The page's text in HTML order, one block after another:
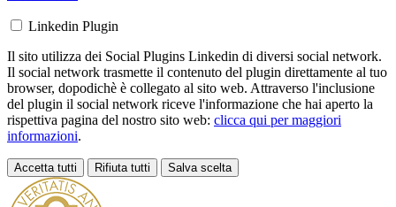
Linkedin Plugin
Il sito utilizza dei Social Plugins Linkedin di diversi social network.
Il social network trasmette il contenuto del plugin direttamente al tuo
browser, dopodichè è collegato al sito web. Attraverso l'inclusione
del plugin il social network riceve l'informazione che hai aperto la
rispettiva pagina del nostro sito web: clicca qui per maggiori
informazioni.
Accetta tutti Rifiuta tutti Salva scelta
Loading...